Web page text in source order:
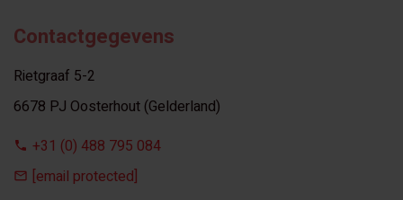
Contactgegevens
Rietgraaf 5-2
6678 PJ Oosterhout (Gelderland)
+31 (0) 488 795 084
[email protected]